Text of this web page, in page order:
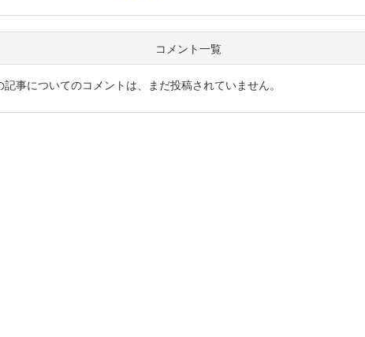
コメント一覧
記事についてのコメントは、まだ投稿されていません。